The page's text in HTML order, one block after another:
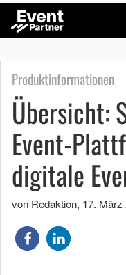
Produktinformationen
Übersicht:
Event-
digitale
von Redaktion, 17. März